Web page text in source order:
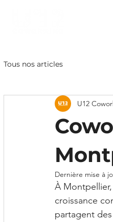
Tous nos articles
U12
Dernière mise à
À
croissance
partagent